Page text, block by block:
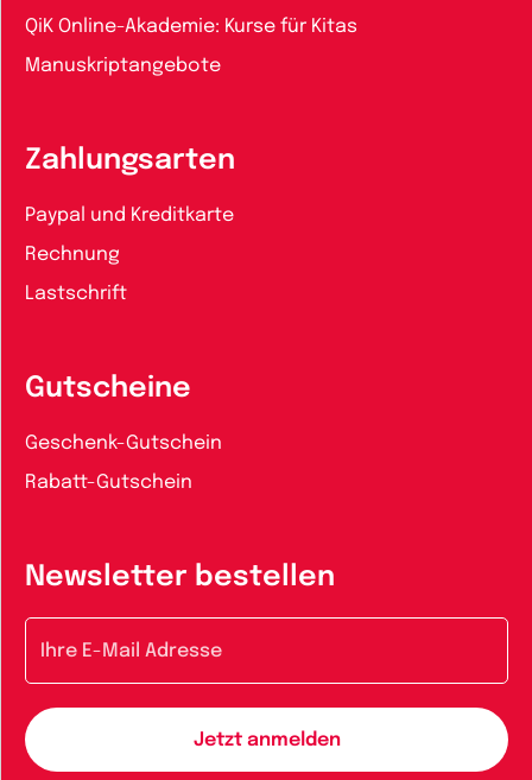
QiK Online-Akademie: Kurse für Kitas
Manuskriptangebote
Zahlungsarten
Paypal und Kreditkarte
Rechnung
Lastschrift
Gutscheine
Geschenk-Gutschein
Rabatt-Gutschein
Newsletter bestellen